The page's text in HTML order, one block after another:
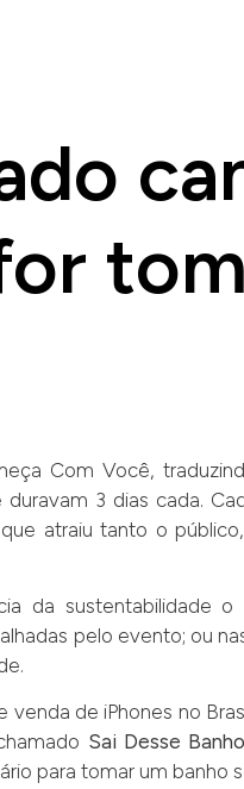
Com Você,
3 dias cada.
atraiu tanto o
da sustentabilidade
pelo evento; ou
de iPhones no
Sai Desse Banho
para tomar um banho